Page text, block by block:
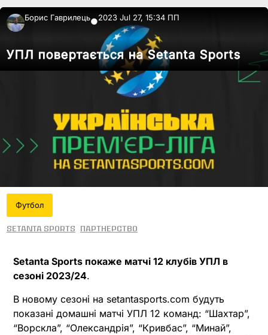
Борис Гаврилець●2023 Jul 27, 15:34 ПП
УПЛ повертається на Setanta Sports
Футбол
Setanta Sports Партнерство
Setanta Sports покаже матчі 12 клубів УПЛ в
сезоні 2023/24.
В новому сезоні на setantasports.com будуть
показані домашні матчі УПЛ 12 команд: “Шахтар”,
“Ворскла”, “Олександрія”, “Кривбас”, “Минай”,